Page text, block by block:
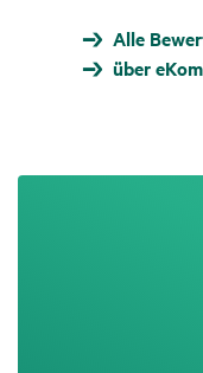
Alle
über